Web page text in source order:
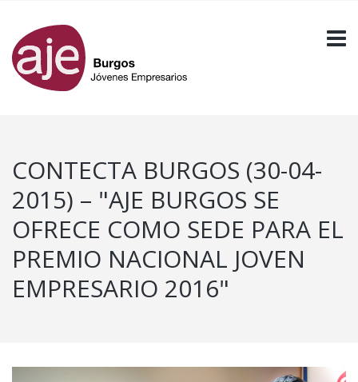
CONTECTA BURGOS (30-04-
2015) – "AJE BURGOS SE
OFRECE COMO SEDE PARA EL
PREMIO NACIONAL JOVEN
EMPRESARIO 2016"